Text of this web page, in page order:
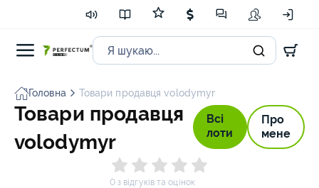
Головна Товари продавця volodymyr
Товари продавця
volodymyr
Всі
лоти
Про
мене
0 з відгуків та оцінок